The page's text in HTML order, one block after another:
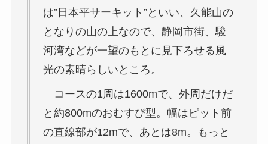
は”日本平サーキット”といい、久能山の
となりの山の上なので、静岡市街、駿
河湾などが一望のもとに見下ろせる風
光の素晴らしいところ。
コースの1周は1600mで、外周だけだ
と約800mのおむすび型。幅はピット前
の直線部が12mで、あとは8m。もっと